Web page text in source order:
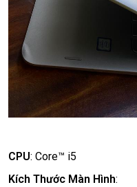
CPU: Core™ i5
Kích Thước Màn Hình: